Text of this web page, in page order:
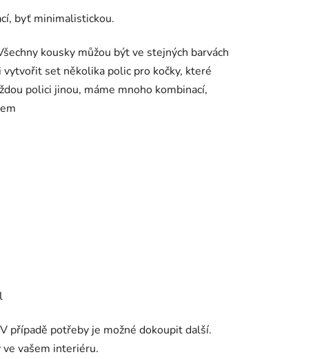
byť minimalistickou.
kousky můžou být ve stejných barvách
set několika polic pro kočky, které
polici jinou, máme mnoho kombinací,
případě potřeby je možné dokoupit další.
vašem interiéru.